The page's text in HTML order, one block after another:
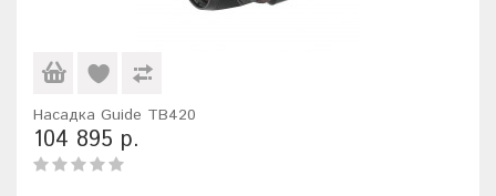
Насадка Guide TB420
104 895 р.